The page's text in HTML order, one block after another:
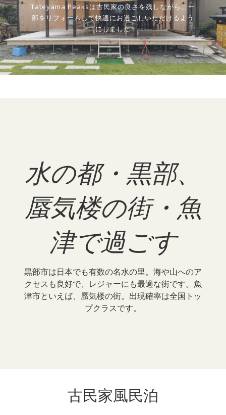
Tateyama Peaksは古民家の良さを残しながら、一
部をリフォームして快適にお過ごしいただけるよう
にしました
水の都・黒部、
蜃気楼の街・魚
津で過ごす
黒部市は日本でも有数の名水の里。海や山へのア
クセスも良好で、レジャーにも最適な街です。魚
津市といえば、蜃気楼の街。出現確率は全国トッ
プクラスです。
古民家風民泊